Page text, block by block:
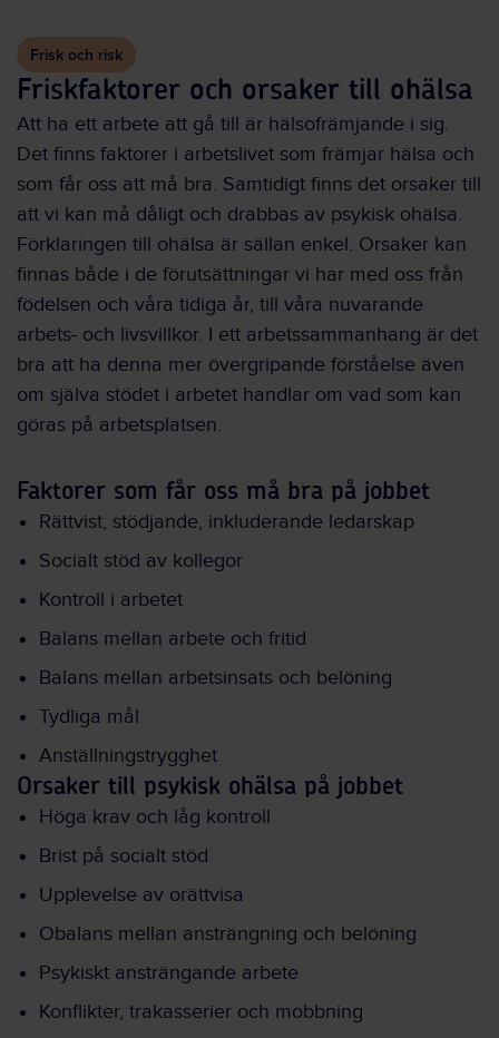
Frisk och risk
Friskfaktorer och orsaker till ohälsa
Att ha ett arbete att gå till är hälsofrämjande i sig.
Det finns faktorer i arbetslivet som främjar hälsa och
som får oss att må bra. Samtidigt finns det orsaker till
att vi kan må dåligt och drabbas av psykisk ohälsa.
Förklaringen till ohälsa är sällan enkel. Orsaker kan
finnas både i de förutsättningar vi har med oss från
födelsen och våra tidiga år, till våra nuvarande
arbets- och livsvillkor. I ett arbetssammanhang är det
bra att ha denna mer övergripande förståelse även
om själva stödet i arbetet handlar om vad som kan
göras på arbetsplatsen.
Faktorer som får oss må bra på jobbet
Rättvist, stödjande, inkluderande ledarskap
Socialt stöd av kollegor
Kontroll i arbetet
Balans mellan arbete och fritid
Balans mellan arbetsinsats och belöning
Tydliga mål
Anställningstrygghet
Orsaker till psykisk ohälsa på jobbet
Höga krav och låg kontroll
Brist på socialt stöd
Upplevelse av orättvisa
Obalans mellan ansträngning och belöning
Psykiskt ansträngande arbete
Konflikter, trakasserier och mobbning